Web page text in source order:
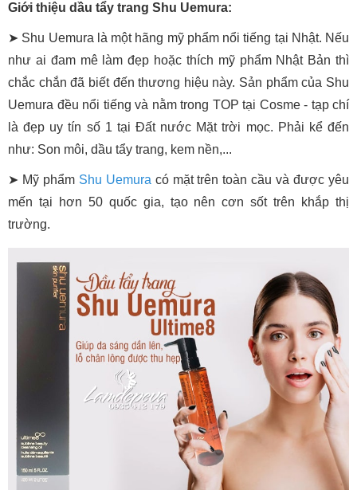
Giới thiệu dầu tẩy trang Shu Uemura:
➤ Shu Uemura là một hãng mỹ phẩm nổi tiếng tại Nhật. Nếu
như ai đam mê làm đẹp hoặc thích mỹ phẩm Nhật Bản thì
chắc chắn đã biết đến thương hiệu này. Sản phẩm của Shu
Uemura đều nổi tiếng và nằm trong TOP tại Cosme - tạp chí
là đẹp uy tín số 1 tại Đất nước Mặt trời mọc. Phải kể đến
như: Son môi, dầu tẩy trang, kem nền,...
➤ Mỹ phẩm Shu Uemura có mặt trên toàn cầu và được yêu
mến tại hơn 50 quốc gia, tạo nên cơn sốt trên khắp thị
trường.